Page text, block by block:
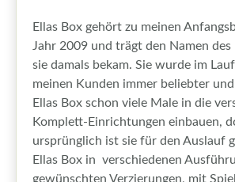
Ellas Box gehört zu meinen
Jahr 2009 und trägt den Namen des
sie damals bekam. Sie wurde im
meinen Kunden immer beliebter
Ellas Box schon viele Male in die
Komplett-Einrichtungen einbauen,
ursprünglich ist sie für den Auslauf
Ellas Box in verschiedenen
gewünschten Verzierungen, mit